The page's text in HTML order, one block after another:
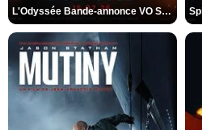
L'Odyssée Bande-annonce VO STFR